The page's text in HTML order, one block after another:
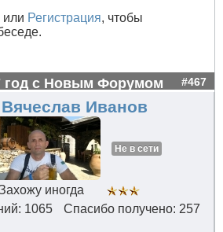
или Регистрация, чтобы
год с Новым Форумом #467
Вячеслав Иванов
Не в сети
иногда
1065
Спасибо получено: 257